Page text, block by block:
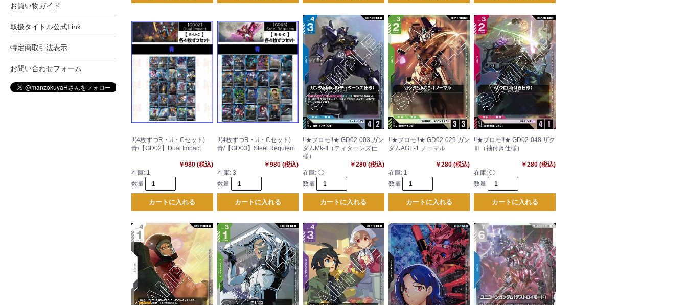
お買い物ガイド
取扱タイトル公式Link
特定商取引法表示
お問い合わせフォーム
!!(4枚ずつR・U・Cセット)
青/【GD02】Dual Impact
￥980 (税込)
在庫: 1
数量
カートに入れる
!!(4枚ずつR・U・Cセット)
青/【GD03】Steel Requiem
￥980 (税込)
在庫: 3
数量
カートに入れる
!!★プロモ!!★ GD02-003 ガン
ダムMk-II（ティターンズ仕
様）
￥280 (税込)
在庫:◯
数量
カートに入れる
!!★プロモ!!★ GD02-029 ガン
ダムAGE-1 ノーマル
￥280 (税込)
在庫: 1
数量
カートに入れる
!!★プロモ!!★ GD02-048 ザク
Ⅲ（袖付き仕様）
￥280 (税込)
在庫:◯
数量
カートに入れる